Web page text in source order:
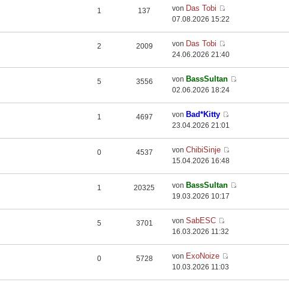
1 137 von Das Tobi
07.08.2026 15:22
2 2009 von Das Tobi
24.06.2026 21:40
5 3556 von BassSultan
02.06.2026 18:24
1 4697 von Bad*Kitty
23.04.2026 21:01
0 4537 vonChibiSinje
15.04.2026 16:48
1 20325 von BassSultan
19.03.2026 10:17
5 3701 vonSabESC
16.03.2026 11:32
0 5728 von ExoNoize
10.03.2026 11:03